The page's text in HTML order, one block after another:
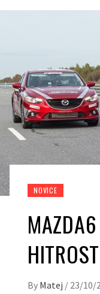
NOVICE
By Matej / 23/10/